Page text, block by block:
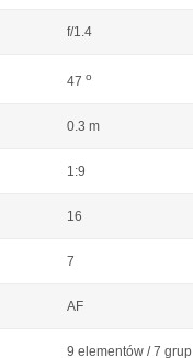
f/1.4
47 o
0.3 m
1:9
16
7
AF
9 elementów / 7 grup